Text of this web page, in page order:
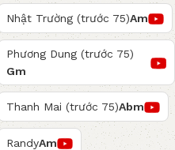
Nhật Trường (trước 75)Am
Phương Dung (trước 75)
Gm
Thanh Mai (trước 75)Abm
RandyAm